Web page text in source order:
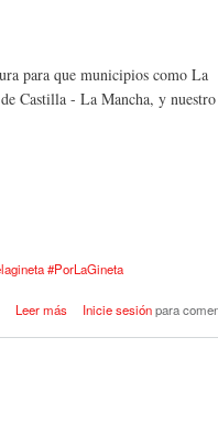
para que municipios como La
Castilla - La Mancha, y nuestro
#PorLaGineta
Leer más
acerca de LA
BUENAS
Inicie sesiónpara